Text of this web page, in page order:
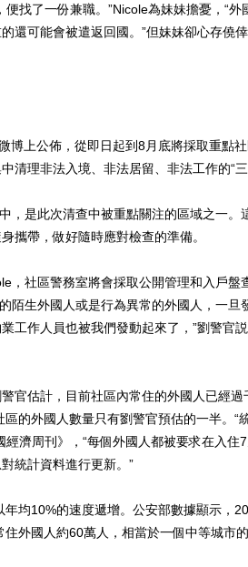
找了一份兼職。”Nicole為妹妹擔憂，“外
還可能會被遣返回國。”但妹妹卻心存僥
上公佈，從即日起到8月底將採取重點社
清理非法入境、非法居留、非法工作的“三
是此次清查中被重點關注的區域之一。
攜帶，做好隨時應對檢查的準備。
社區警務室將會採取公開管理和入戶盤
陌生外國人或是行為異常的外國人，一旦
工作人員也被我們發動起來了，”劉警官
估計，目前社區內常住的外國人已經過
的外國人數量只有劉警官預估的一半。“
經濟周刊》，“每個外國人都被要求在入住
統計資料進行更新。”
10%的速度遞增。公安部數據顯示，
外國人約60萬人，相當於一個中等城市的